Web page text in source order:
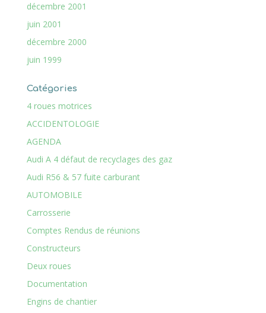
décembre 2001
juin 2001
décembre 2000
juin 1999
Catégories
4 roues motrices
ACCIDENTOLOGIE
AGENDA
Audi A 4 défaut de recyclages des gaz
Audi R56 & 57 fuite carburant
AUTOMOBILE
Carrosserie
Comptes Rendus de réunions
Constructeurs
Deux roues
Documentation
Engins de chantier